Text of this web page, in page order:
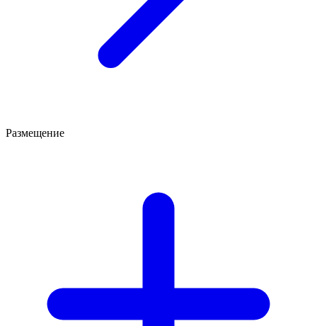
Размещение